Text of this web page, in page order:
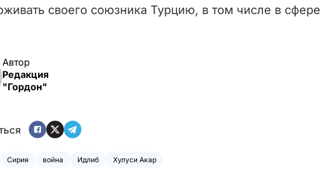
своего союзника Турцию, в том числе в сфере
Автор
Редакция
"Гордон"
Сирия война Идлиб Хулуси Акар